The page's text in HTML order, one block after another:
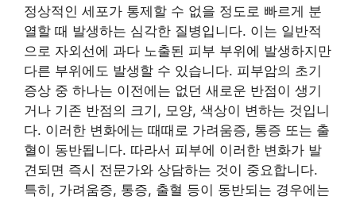
정상적인 세포가 통제할 수 없을 정도로 빠르게 분
열할 때 발생하는 심각한 질병입니다. 이는 일반적
으로 자외선에 과다 노출된 피부 부위에 발생하지만
다른 부위에도 발생할 수 있습니다. 피부암의 초기
증상 중 하나는 이전에는 없던 새로운 반점이 생기
거나 기존 반점의 크기, 모양, 색상이 변하는 것입니
다. 이러한 변화에는 때때로 가려움증, 통증 또는 출
혈이 동반됩니다. 따라서 피부에 이러한 변화가 발
견되면 즉시 전문가와 상담하는 것이 중요합니다.
특히, 가려움증, 통증, 출혈 등이 동반되는 경우에는